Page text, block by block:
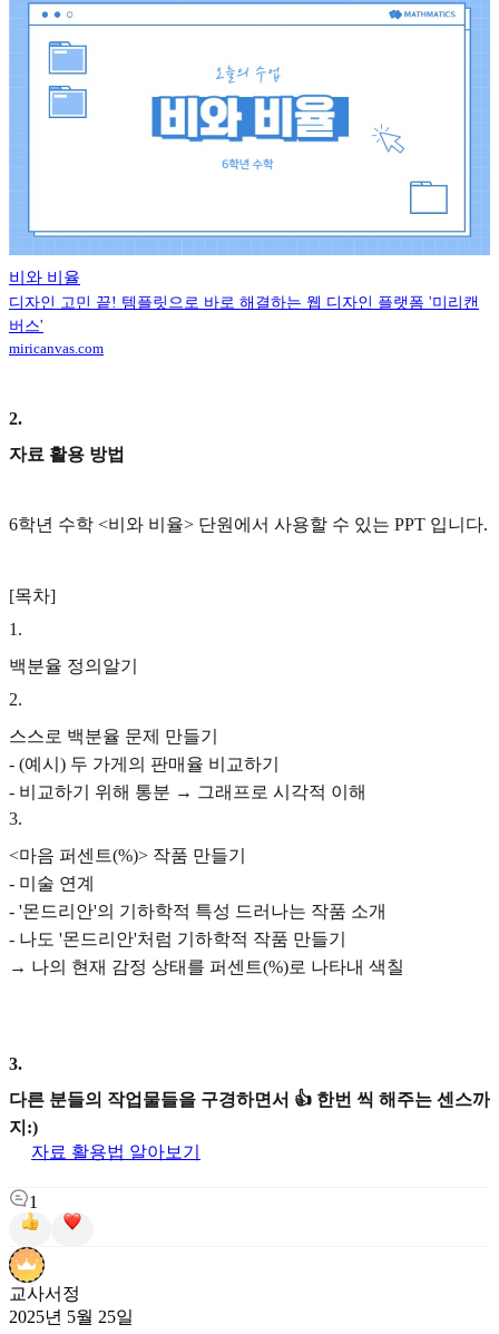
비와 비율
디자인 고민 끝! 템플릿으로 바로 해결하는 웹 디자인 플랫폼 '미리캔
버스'
miricanvas.com
2.
자료 활용 방법
6학년 수학 <비와 비율> 단원에서 사용할 수 있는 PPT 입니다.
[목차]
1 .
백분율 정의알기
2.
스스로 백분율 문제 만들기
- (예시) 두 가게의 판매율 비교하기
- 비교하기 위해 통분 → 그래프로 시각적 이해
3.
<마음 퍼센트(%)> 작품 만들기
- 미술 연계
- '몬드리안'의 기하학적 특성 드러나는 작품 소개
- 나도 '몬드리안'처럼 기하학적 작품 만들기
→ 나의 현재 감정 상태를 퍼센트(%)로 나타내 색칠
3.
다른 분들의 작업물들을 구경하면서 👍 한번 씩 해주는 센스까
지:)
자료 활용법 알아보기
1
교사서정
2025년 5월 25일